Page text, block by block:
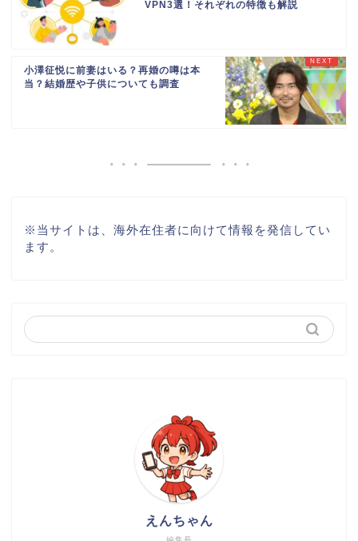
VPN3選！それぞれの特徴も解説
小澤征悦に前妻はいる？再婚の噂は本
当？結婚歴や子供についても調査
※ 当サイトは、海外在住者に向けて情報を発信してい
ます。
えんちゃん